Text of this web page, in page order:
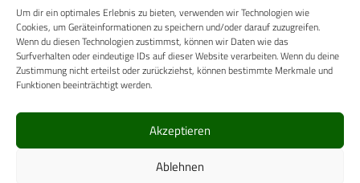
Um dir ein optimales Erlebnis zu bieten, verwenden wir Technologien wie
Cookies, um Geräteinformationen zu speichern und/oder darauf zuzugreifen.
Wenn du diesen Technologien zustimmst, können wir Daten wie das
Surfverhalten oder eindeutige IDs auf dieser Website verarbeiten. Wenn du deine
Zustimmung nicht erteilst oder zurückziehst, können bestimmte Merkmale und
Funktionen beeinträchtigt werden.
Akzeptieren
Ablehnen
AUTORENHINWEISE
MEDIADATEN